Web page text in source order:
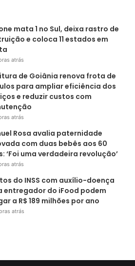
mata 1 no Sul, deixa rastro de
e coloca 11 estados em
atrás
de Goiânia renova frota de
para ampliar eficiência dos
e reduzir custos com
atrás
Rosa avalia paternidade
com duas bebês aos 60
‘Foi uma verdadeira revolução’
atrás
do INSS com auxílio-doença
entregador do iFood podem
a R$ 189 milhões por ano
atrás